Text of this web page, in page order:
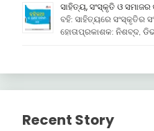
ସାହିତ୍ୟ, ସଂସ୍କୃତି ଓ ସମାଜର
ବହି: ସାହିତ୍ୟରେ ସଂସ୍କୃତିର
ହୋତାପ୍ରକାଶକ: ନିଶବ୍ଦ,
Recent Story